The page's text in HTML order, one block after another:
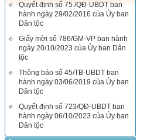
Quyết định số 75 /QĐ-UBDT ban
hành ngày 29/02/2016 của Ủy ban
Dân tộc
Giấy mời số 786/GM-VP ban hành
ngày 20/10/2023 của Ủy ban Dân
tộc
Thông báo số 45/TB-UBDT ban
hành ngày 03/06/2019 của Ủy ban
Dân tộc
Quyết định số 723/QĐ-UBDT ban
hành ngày 06/10/2023 của Ủy ban
Dân tộc